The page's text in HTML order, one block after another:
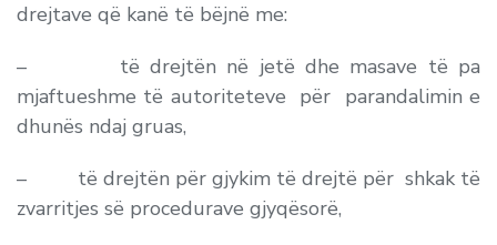
drejtave që kanë të bëjnë me:
– të drejtën në jetë dhe masave të pa
mjaftueshme të autoriteteve për parandalimin e
dhunës ndaj gruas,
– të drejtën për gjykim të drejtë për shkak të
zvarritjes së procedurave gjyqësorë,